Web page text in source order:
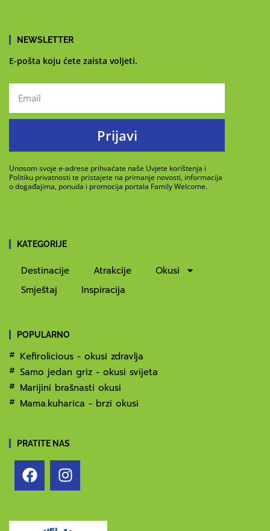
NEWSLETTER
E-pošta koju ćete zaista voljeti.
Prijavi
Unosom svoje e-adrese prihvaćate naše Uvjete korištenja i
Politiku privatnosti te pristajete na primanje novosti, informacija
o događajima, ponuda i promocija portala Family Welcome.
KATEGORIJE
Destinacije Atrakcije
Okusi
Smještaj
Inspiracija
POPULARNO
Kefirolicious - okusi zdravlja
Samo jedan griz - okusi svijeta
Marijini brašnasti okusi
Mama.kuharica - brzi okusi
PRATITE NAS